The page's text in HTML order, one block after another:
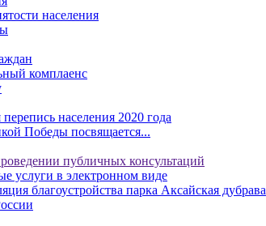
населения
комплаенс
населения 2020 года
Победы посвящается...
публичных консультаций
услуги в электронном виде
благоустройства парка Аксайская дубрава